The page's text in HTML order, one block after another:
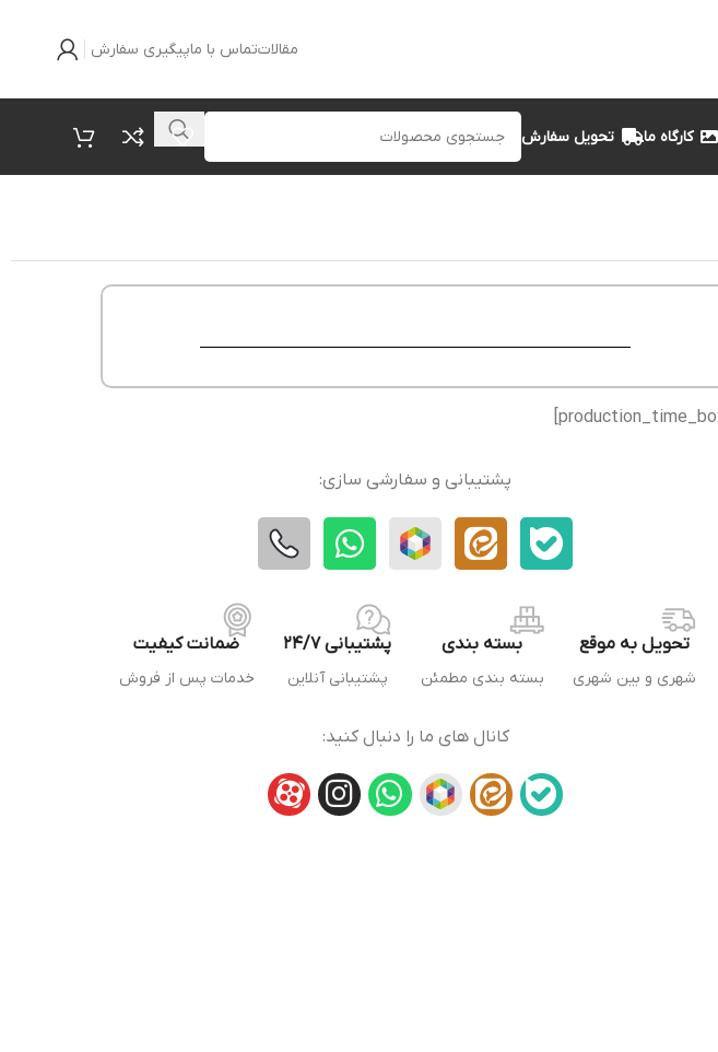
مقالاتتماس با ماپیگیری سفارش
کارگاه ما تحویل سفارش
پشتیبانی و سفارشی سازی:
تحویل به موقع
شهری و بین شهری
بسته بندی
بسته بندی مطمئن
پشتیبانی 24/7
پشتیبانی آنلاین
ضمانت کیفیت
خدمات پس از فروش
کانال های ما را دنبال کنید: